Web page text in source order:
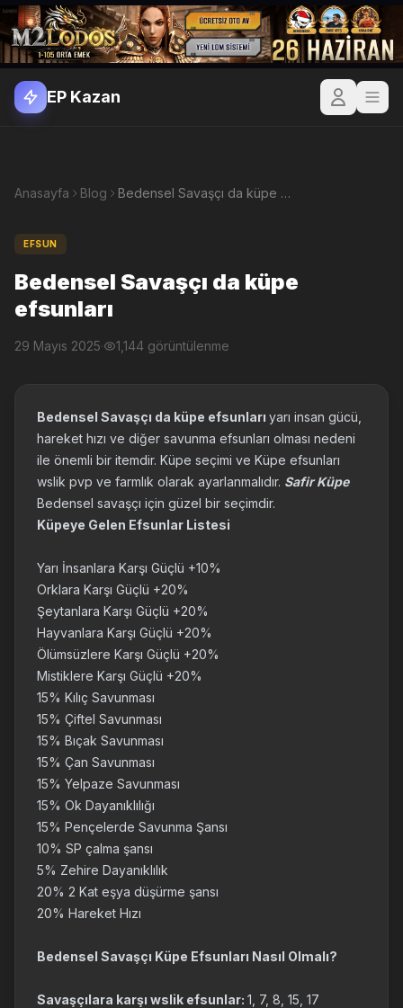
EP Kazan
Anasayfa Blog Bedensel Savaşçı da küpe efsunları
EFSUN
Bedensel Savaşçı da küpe
efsunları
29 Mayıs 2025· 1,144 görüntülenme
Bedensel Savaşçı da küpe efsunları yarı insan gücü,
hareket hızı ve diğer savunma efsunları olması nedeni
ile önemli bir itemdir. Küpe seçimi ve Küpe efsunları
wslik pvp ve farmlık olarak ayarlanmalıdır. Safir Küpe
Bedensel savaşçı için güzel bir seçimdir.
Küpeye Gelen Efsunlar Listesi
Yarı İnsanlara Karşı Güçlü +10%
Orklara Karşı Güçlü +20%
Şeytanlara Karşı Güçlü +20%
Hayvanlara Karşı Güçlü +20%
Ölümsüzlere Karşı Güçlü +20%
Mistiklere Karşı Güçlü +20%
15% Kılıç Savunması
15% Çiftel Savunması
15% Bıçak Savunması
15% Çan Savunması
15% Yelpaze Savunması
15% Ok Dayanıklılığı
15% Pençelerde Savunma Şansı
10% SP çalma şansı
5% Zehire Dayanıklılık
20% 2 Kat eşya düşürme şansı
20% Hareket Hızı
Bedensel Savaşçı Küpe Efsunları Nasıl Olmalı?
Savaşçılara karşı wslik efsunlar: 1, 7, 8, 15, 17